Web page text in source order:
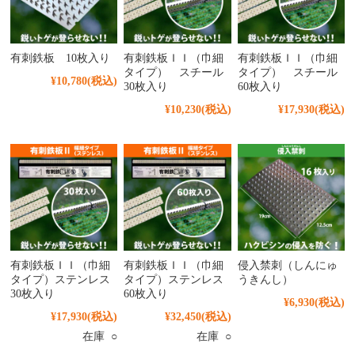
有刺鉄板 10枚入り
¥10,780(税込)
有刺鉄板ＩＩ（巾細
タイプ） スチール
30枚入り
¥10,230(税込)
有刺鉄板ＩＩ（巾細
タイプ） スチール
60枚入り
¥17,930(税込)
有刺鉄板ＩＩ（巾細
タイプ）ステンレス
30枚入り
¥17,930(税込)
在庫 ○
有刺鉄板ＩＩ（巾細
タイプ）ステンレス
60枚入り
¥32,450(税込)
在庫 ○
侵入禁刺（しんにゅ
うきんし）
¥6,930(税込)